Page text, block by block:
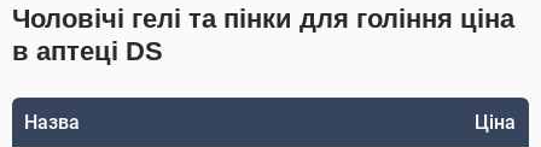
Чоловічі гелі та пінки для гоління ціна
в аптеці DS
Назва Ціна